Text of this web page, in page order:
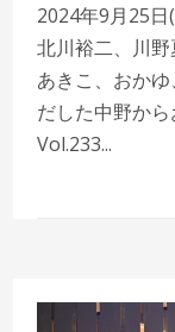
2024年9月25
北川裕二、川
あきこ、おか
だした中野か
Vol.233...